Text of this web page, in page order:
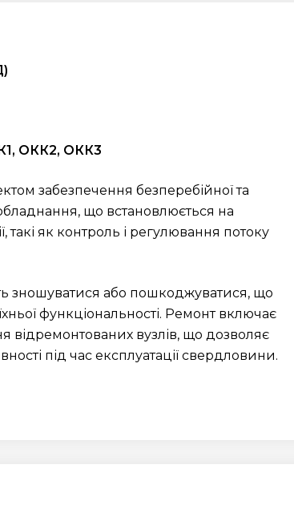
ОКК2, ОКК3
забезпечення безперебійної та
що встановлюється на
як контроль і регулювання потоку
зношуватися або пошкоджуватися, що
функціональності. Ремонт включає
відремонтованих вузлів, що дозволяє
під час експлуатації свердловини.